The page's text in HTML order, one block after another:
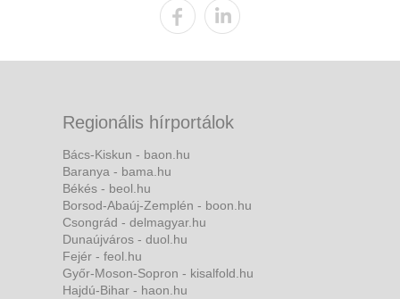
Regionális hírportálok
Bács-Kiskun - baon.hu
Baranya - bama.hu
Békés - beol.hu
Borsod-Abaúj-Zemplén - boon.hu
Csongrád - delmagyar.hu
Dunaújváros - duol.hu
Fejér - feol.hu
Győr-Moson-Sopron - kisalfold.hu
Hajdú-Bihar - haon.hu